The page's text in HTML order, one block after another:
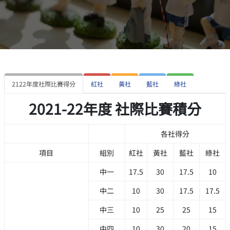
2122年度社際比賽得分 紅社 黃社 藍社 綠社
2021-22年度 社際比賽積分
各社得分
項目
組別 紅社 黃社 藍社 綠社
中一 17.5 30 17.5
10
中二
10 30 17.5
17.5
中三
10 25 25
15